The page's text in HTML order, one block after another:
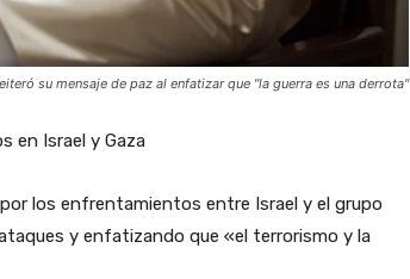
su mensaje de paz al enfatizar que "la guerra es una derrota"
en Israel y Gaza
los enfrentamientos entre Israel y el grupo
y enfatizando que «el terrorismo y la